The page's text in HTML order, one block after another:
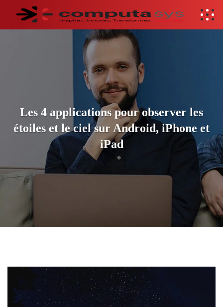
Les 4 applications pour observer les
étoiles et le ciel sur Android, iPhone et
iPad